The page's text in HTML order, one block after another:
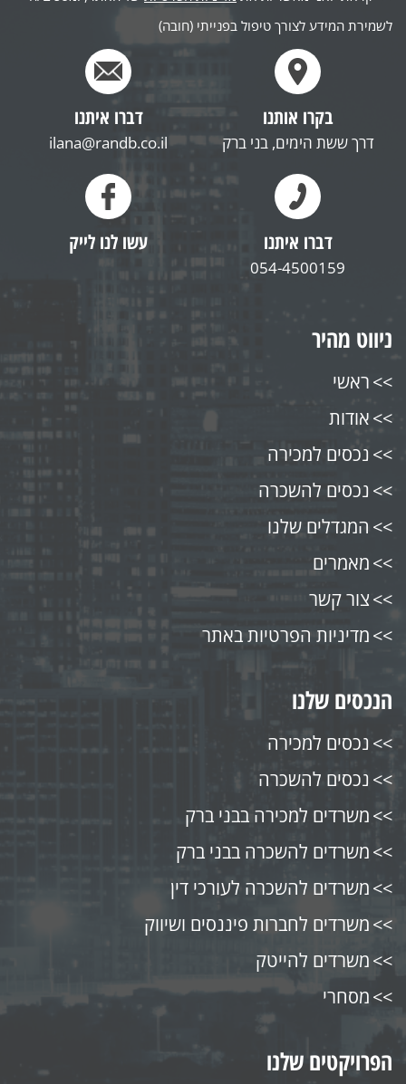
לשמירת המידע לצורך טיפול בפנייתי (חובה)
בקרו אותנו
דרך ששת הימים, בני ברק
דברו איתנו
ilana@randb.co.il
דברו איתנו
054-4500159
עשו לנו לייק
ניווט מהיר
ראשי
אודות
נכסים למכירה
נכסים להשכרה
המגדלים שלנו
מאמרים
צור קשר
מדיניות הפרטיות באתר
הנכסים שלנו
נכסים למכירה
נכסים להשכרה
משרדים למכירה בבני ברק
משרדים להשכרה בבני ברק
משרדים להשכרה לעורכי דין
משרדים לחברות פיננסים ושיווק
משרדים להייטק
מסחרי
הפרויקטים שלנו